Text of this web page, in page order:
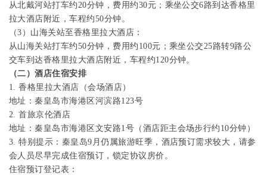
从北戴河站打车约20分钟，费用约30元；乘坐公交6路到达香格里
拉大酒店附近，车程约50分钟。
（3 ）山海关站至香格里拉大酒店：
从山海关站打车约50分钟，费用约 100元；乘坐公交25路转9路公
交车到达香格里拉大酒店附近，车程约120分钟。
（二）酒店住宿安排
1. 香格里拉大酒店（会场酒店）
地址：秦皇岛市海港区河滨路123号
2. 首旅京伦酒店
地址：秦皇岛市海港区文安路1号（酒店距主会场步行约 10分钟）
3. 特别提示 ：秦皇岛9 月仍属旅游旺季，酒店预订需求较大，请参
会人员尽早完成住宿预订，锁定协议房价。
住宿预订登记表：